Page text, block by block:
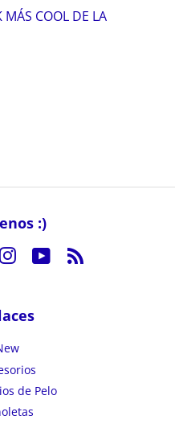
MÁS COOL DE LA
:)
InstagramYouTube
de Pelo